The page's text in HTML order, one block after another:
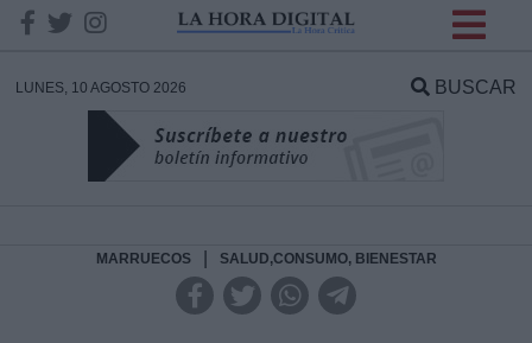
LUNES, 10 AGOSTO 2026 BUSCAR
MARRUECOS SALUD,CONSUMO, BIENESTAR
DATOS
Responsable: